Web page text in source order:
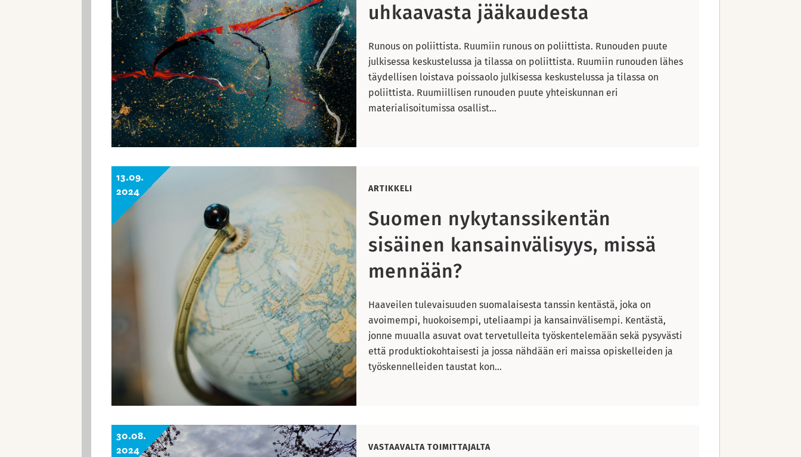
uhkaavasta jääkaudesta
Runous on poliittista. Ruumiin runous on poliittista. Runouden puute
julkisessa keskustelussa ja tilassa on poliittista. Ruumiin runouden lähes
täydellisen loistava poissaolo julkisessa keskustelussa ja tilassa on
poliittista. Ruumiillisen runouden puute yhteiskunnan eri
materialisoitumissa osallist...
13.09.
2024
ARTIKKELI
Suomen nykytanssikentän
sisäinen kansainvälisyys, missä
mennään?
Haaveilen tulevaisuuden suomalaisesta tanssin kentästä, joka on
avoimempi, huokoisempi, uteliaampi ja kansainvälisempi. Kentästä,
jonne muualla asuvat ovat tervetulleita työskentelemään sekä pysyvästi
että produktiokohtaisesti ja jossa nähdään eri maissa opiskelleiden ja
työskennelleiden taustat kon...
30.08.
2024
VASTAAVALTA TOIMITTAJALTA